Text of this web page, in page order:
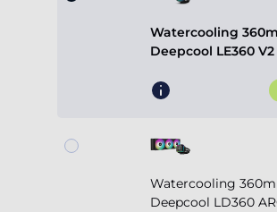
Watercooling
Deepcool LE360 V2
Watercooling
Deepcool LD360